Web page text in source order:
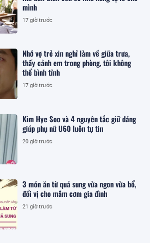
mình
17 giờ trước
Nhớ vợ trẻ xin nghỉ làm về giữa trưa,
thấy cảnh em trong phòng, tôi không
thể bình tĩnh
17 giờ trước
Kim Hye Soo và 4 nguyên tắc giữ dáng
giúp phụ nữ U60 luôn tự tin
20 giờ trước
3 món ăn từ quả sung vừa ngon vừa bổ,
đổi vị cho mâm cơm gia đình
21 giờ trước